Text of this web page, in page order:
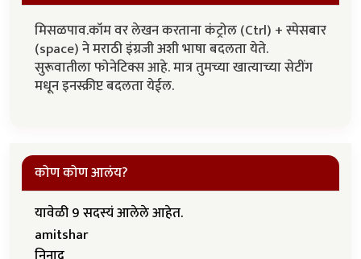
मिसळपाव.कॉम वर लेखन करताना कंट्रोल (Ctrl) + स्पेसबार
(space) ने मराठी इंग्रजी अशी भाषा बदलता येते.
सुरूवातीला फोनेटिक्स आहे. मात्र तुमच्या खात्याच्या सेटींग
मधून इनस्क्रीप्ट बदलता येईल.
कोण कोण आलंय?
यावेळी 9 सदस्यं आलेले आहेत.
amitshar